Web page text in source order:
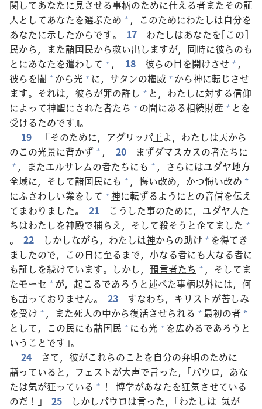
関してあなたに見させる事柄のために仕える者またその証
人としてあなたを選ぶため + ，このためにわたしは自分を
あなたに示したからです。 17
わたしはあなたを[この]
民から，また諸国民から救い出しますが， 同時に彼らのも
とにあなたを遣わして + ， 18 彼らの目を開けさせ + ，
彼らを闇 + から光 + に，サタンの権威 + から神に転じさせ
ます。それは， 彼らが罪の許し + と，わたしに対する信仰
によって神聖にされた者たち + の間にある相続財産 + とを
受けるためです』。
19
「そのために，アグリッパ王よ，わたしは天から
のこの光景に背かず + ， 20 まずダマスカスの者たちに
+ ，またエルサレムの者たちにも + ，さらにはユダヤ地方
全域に，そして諸国民にも + ， 悔い改め，かつ悔い改め *
にふさわしい業をして + 神に転ずるようにとの音信を伝え
てまわりました。
21 こうした事のために，ユダヤ人た
ちはわたしを神殿で捕らえ，そして殺そうと企てました +
。 22 しかしながら，わたしは神からの助け + を得てき
ましたので，この日に至るまで， 小なる者にも大なる者に
も証しを続けています。しかし， 預言者たち + ，そしてま
たモーセ + が， 起こるであろうと述べた事柄以外には， 何
も語っておりません。 23 すなわち，キリストが苦しみ
を受け + ，また死人の中から復活させられる + 最初の者 *
として，この民にも諸国民 + にも光 + を広めるであろうと
いうことです」。
24
さて， 彼がこれらのことを自分の弁明のために
語っていると，フェストが大声で言った，「パウロ，あな
たは気が狂っている + ！ 博学があなたを狂気させている
のだ！」
25 しかしパウロは言った，「わたしは 気が